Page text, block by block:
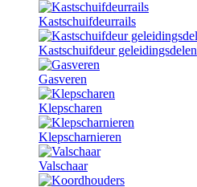
Kastschuifdeurrails
Kastschuifdeur geleidingsdelen
Gasveren
Klepscharen
Klepscharnieren
Valschaar